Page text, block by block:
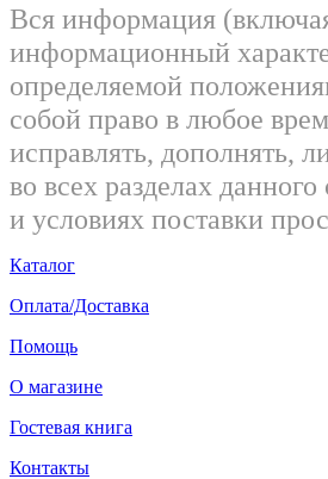
Вся информация
информационный
определяемой
собой право в любое
исправлять,
во всех разделах
и условиях поставки
Каталог
Оплата/Доставка
Помощь
О магазине
Гостевая книга
Контакты